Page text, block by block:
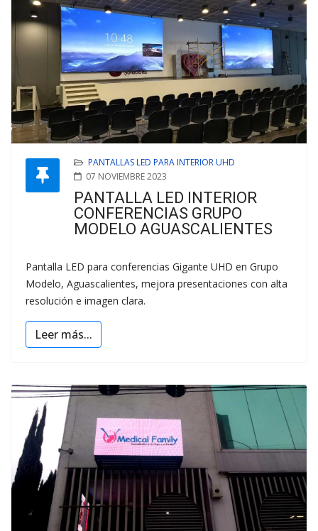
PANTALLAS LED PARA INTERIOR UHD
07 NOVIEMBRE 2023
PANTALLA LED INTERIOR
CONFERENCIAS GRUPO
MODELO AGUASCALIENTES
Pantalla LED para conferencias Gigante UHD en Grupo
Modelo, Aguascalientes, mejora presentaciones con alta
resolución e imagen clara.
Leer más...